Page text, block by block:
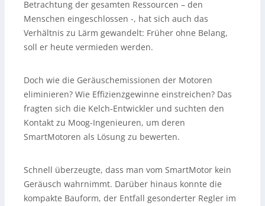
Betrachtung der gesamten Ressourcen – den
Menschen eingeschlossen -, hat sich auch das
Verhältnis zu Lärm gewandelt: Früher ohne Belang,
soll er heute vermieden werden.
Doch wie die Geräuschemissionen der Motoren
eliminieren? Wie Effizienzgewinne einstreichen? Das
fragten sich die Kelch-Entwickler und suchten den
Kontakt zu Moog-Ingenieuren, um deren
SmartMotoren als Lösung zu bewerten.
Schnell überzeugte, dass man vom SmartMotor kein
Geräusch wahrnimmt. Darüber hinaus konnte die
kompakte Bauform, der Entfall gesonderter Regler im